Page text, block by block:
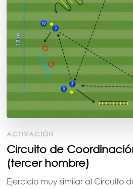
ACTIVACIÓN
Circuito de
(tercer hombre)
Ejercicio muy similar al Circuito